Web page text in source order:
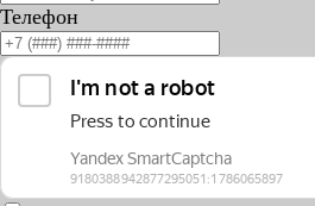
Телефон